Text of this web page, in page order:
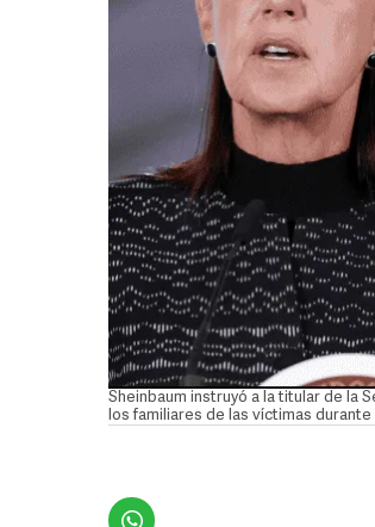
Sheinbaum instruyó a la titular de la
los familiares de las víctimas durante